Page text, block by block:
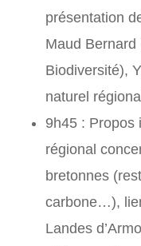
présentation
Maud
Biodiversité),
naturel
9h45 : Propos
régional
bretonnes
carbone…),
Landes